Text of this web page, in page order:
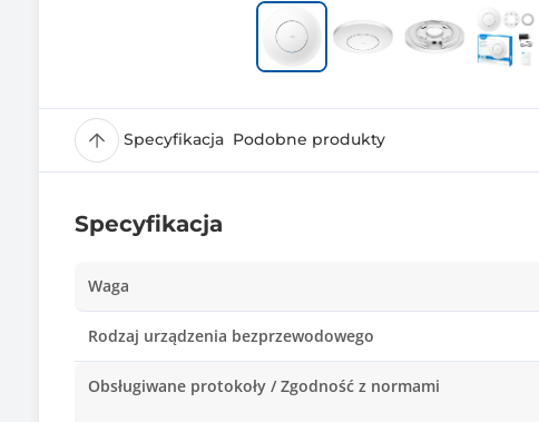
Specyfikacja Podobne produkty
Specyfikacja
Waga
Rodzaj urządzenia bezprzewodowego
Obsługiwane protokoły / Zgodność z normami